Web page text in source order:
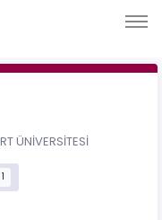
ÜNİVERSİTESİ
1